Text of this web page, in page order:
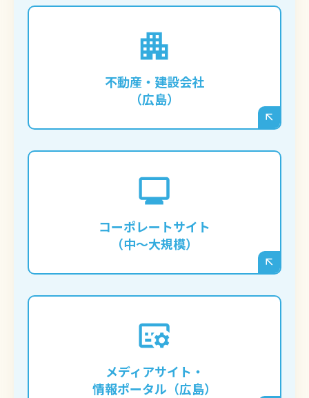
不動産・建設会社
（広島）
膨大な数の物件情報や施工事例をデータベー
ス化し、ユーザーが条件で絞り込んで検索で
きるような、複雑な機能を持つサイトを構築
する場合に必須となります。
コーポレートサイト
（中〜大規模）
IR情報、採用情報、複数の事業紹介など、多
くの情報を整理して発信する必要がある企業
新担当者を分けるなど、柔軟な権限管理も可
メディアサイト・
情報ポータル（広島）
広島の地域情報サイトや、特定のジャンルに
特化したメディアを立ち上げ、多くの記事を
継続的に発信していくような事業の基盤とな